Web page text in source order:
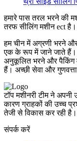
हमारे पास तरल भरने की
तरफ सीलिंग मशीन ect है।
हम चीन में अग्रणी भरने
एक के रूप में जाने जाते हैं।
अनुकूलित भरने और पैकिंग
हैं। अच्छी सेवा और
टॉप मशीनरी टीम ने
कारण ग्राहकों की उच्च
तेजी से विकास कर रही है।
संपर्क करें